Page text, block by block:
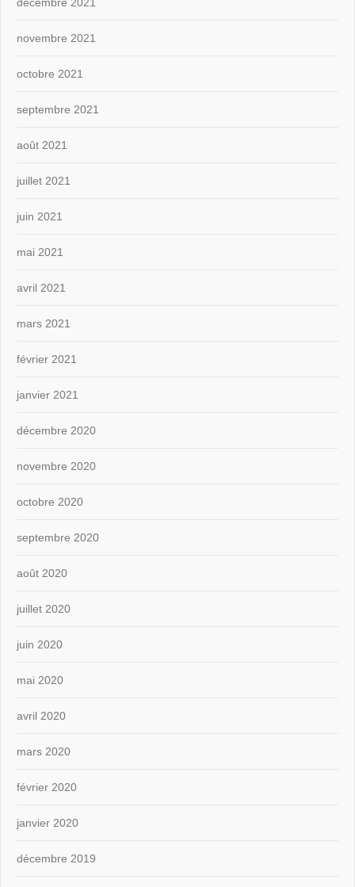
décembre 2021
novembre 2021
octobre 2021
septembre 2021
août 2021
juillet 2021
juin 2021
mai 2021
avril 2021
mars 2021
février 2021
janvier 2021
décembre 2020
novembre 2020
octobre 2020
septembre 2020
août 2020
juillet 2020
juin 2020
mai 2020
avril 2020
mars 2020
février 2020
janvier 2020
décembre 2019